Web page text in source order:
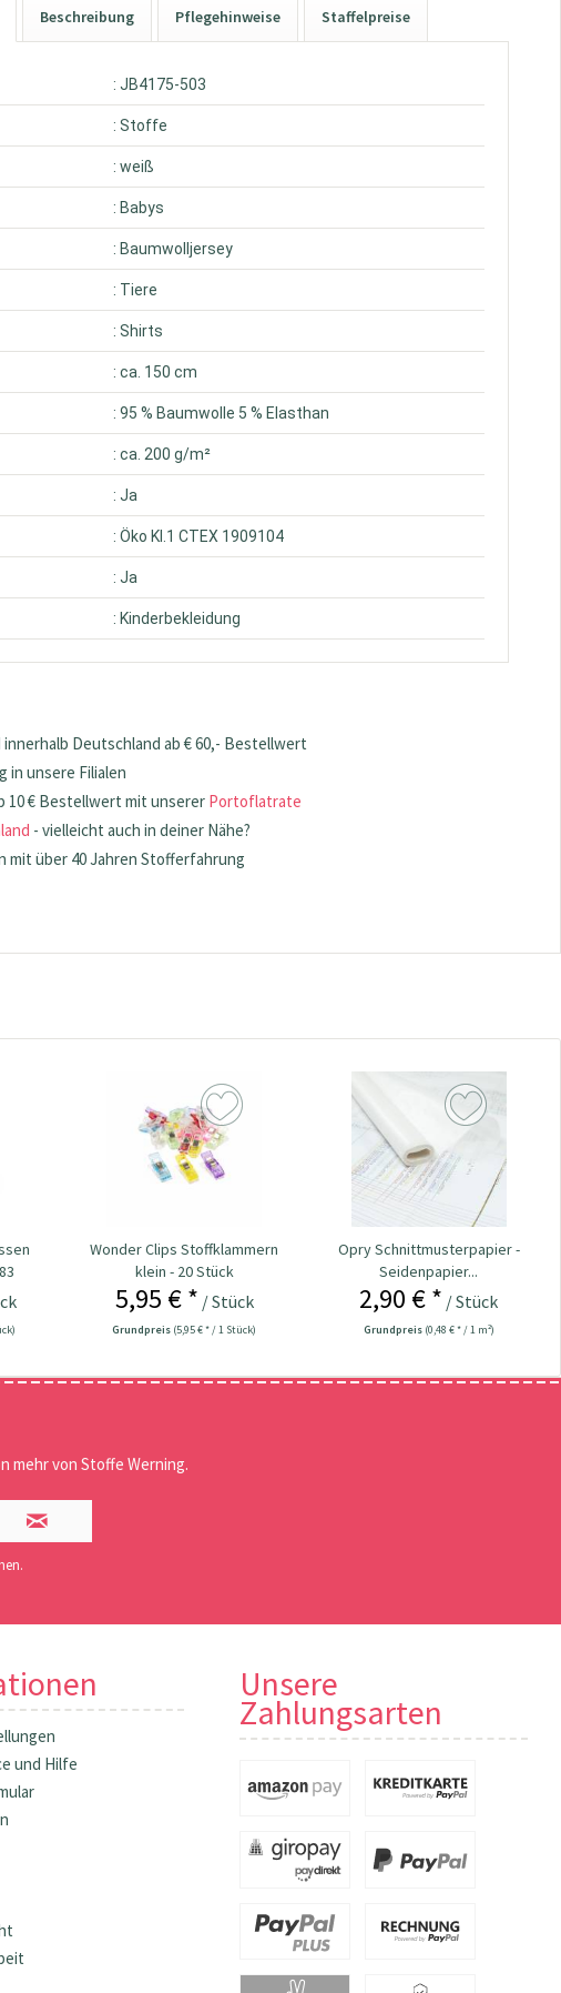
Beschreibung Pflegehinweise Staffelpreise
: JB4175-503
: Stoffe
: weiß
: Babys
: Baumwolljersey
: Tiere
: Shirts
: ca. 150 cm
: 95 % Baumwolle 5 % Elasthan
: ca. 200 g/m²
: Ja
: Öko Kl.1 CTEX 1909104
: Ja
: Kinderbekleidung
Deutschland ab € 60,- Bestellwert
in unsere Filialen
10 € Bestellwert mit unserer Portoflatrate
- vielleicht auch in deiner Nähe?
mit über 40 Jahren Stofferfahrung
Wonder Clips Stoffklammern
klein - 20 Stück
5,95 € * / Stück
Grundpreis (5,95 € * / 1 Stück)
Opry Schnittmusterpapier -
Seidenpapier...
2,90 € * / Stück
Grundpreis (0,48 € * / 1 m²)
mehr von Stoffe Werning.
und Hilfe
Unsere
Zahlungsarten